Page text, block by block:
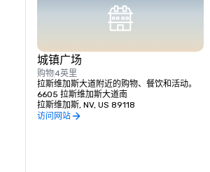
城镇广场
购物4英里
拉斯维加斯大道附近的购物、餐饮和活动。
6605 拉斯维加斯大道南
拉斯维加斯, NV, US 89118
访问网站